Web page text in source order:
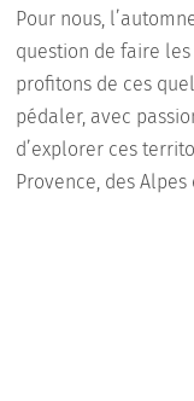
Pour nous,
question de faire
profitons de ces
pédaler, avec
d’explorer ces
Provence, des